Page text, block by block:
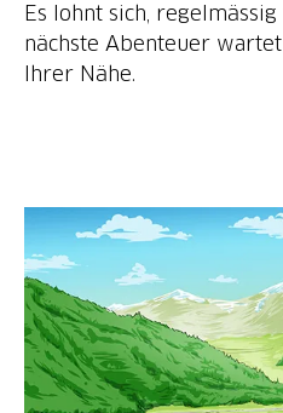
Es lohnt sich,
nächste Abenteuer
Ihrer Nähe.